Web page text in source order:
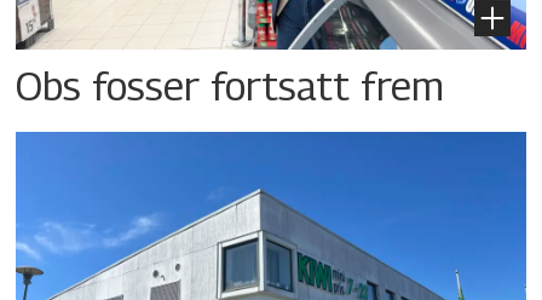
Obs fosser fortsatt frem